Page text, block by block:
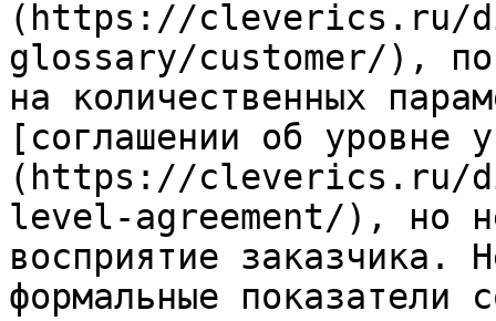
(https://cleverics.ru/
glossary/customer/),
на количественных
[соглашении об уровне
(https://cleverics.ru/
level-agreement/), но не
восприятие заказчика.
формальные показатели